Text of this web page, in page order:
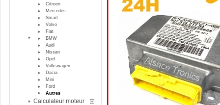
Citroen
Mercedes
Smart
Volvo
Fiat
BMW
Audi
Nissan
Opel
Volkswagen
Dacia
Mini
Ford
Autres
Calculateur moteur